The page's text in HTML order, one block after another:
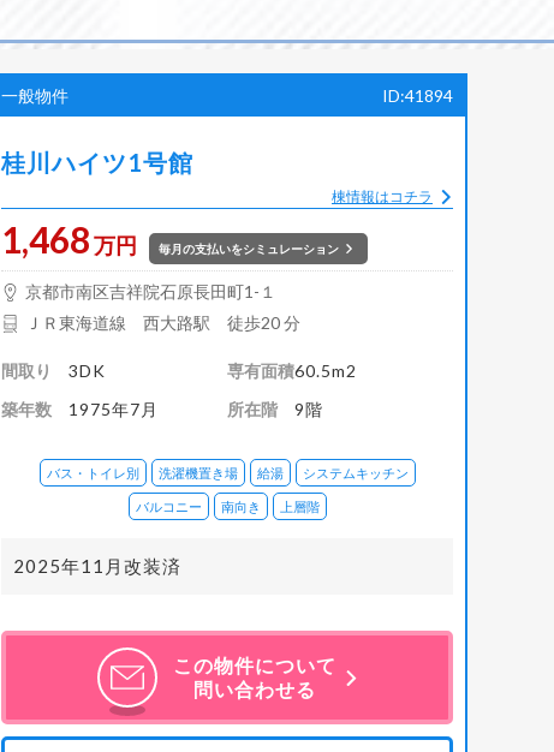
一般物件 ID:41894
桂川ハイツ1号館
棟情報はコチラ
1,468万円 毎月の支払いをシミュレーション
京都市南区吉祥院石原長田町1-１
ＪＲ東海道線 西大路駅 徒歩20 分
間取り 3DK 専有面積60.5m2
築年数
1975年7月 所在階 9階
バス・トイレ別 洗濯機置き場 給湯 システムキッチン
バルコニー 南向き 上層階
2025年11月改装済
この物件について
問い合わせる